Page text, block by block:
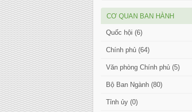
CƠ QUAN BAN HÀNH
Quốc hội (6)
Chính phủ (64)
Văn phòng Chính phủ (5)
Bộ Ban Ngành (80)
Tỉnh ủy (0)